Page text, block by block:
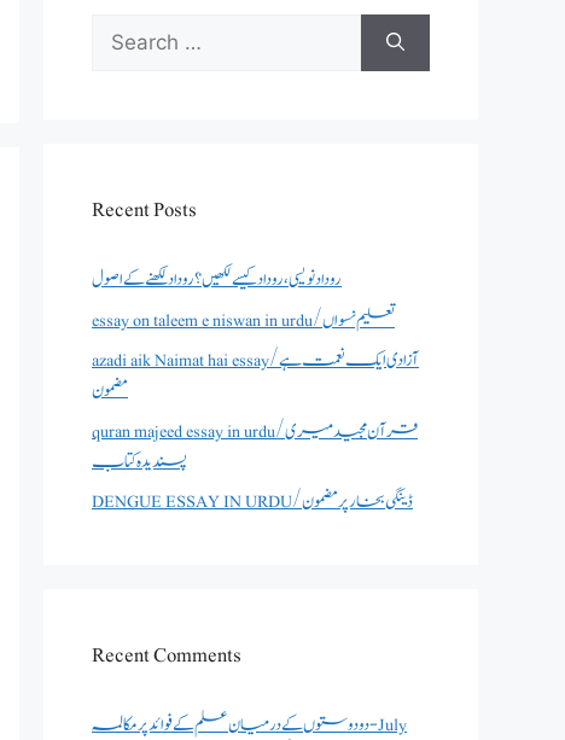
Search
for:
Recent Posts
روداد نویسی ،روداد کیسے لکھیں؟ روداد لکھنے کے اصول
essay on taleem e niswan in urdu/تعلیم نسواں
azadi aik Naimat hai essay/آزادی ایک نعمت ہے
مضمون
quran majeed essay in urdu/قرآن مجید میری
پسندیدہ کتاب
DENGUE ESSAY IN URDU/ڈینگی بخار پر مضمون
Recent Comments
دو دوستوں کے درمیان علم کے فوائد پر مکالمہ - July